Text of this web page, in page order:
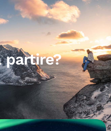
partire?